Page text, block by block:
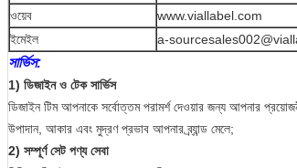
ওয়েব
www.viallabel.com
ইমেইল
a-
সার্ভিস:
1) ডিজাইন ও টেক সার্ভিস
ডিজাইন টিম আপনাকে সর্বোত্তম পরামর্শ দেওয়ার জন্য আপনার
উপাদান, আকার এবং মুদ্রণ প্রভাব আপনার ব্র্যান্ড মেলে;
2) সম্পূর্ণ সেট পণ্য সেবা